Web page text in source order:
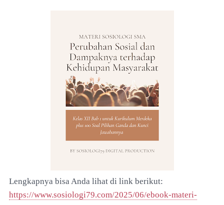
Lengkapnya bisa Anda lihat di link berikut:
https://www.sosiologi79.com/2025/06/ebook-materi-